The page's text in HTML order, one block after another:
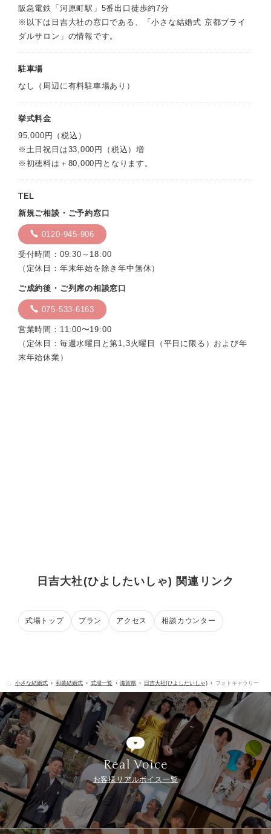
阪急電鉄「河原町駅」5番出口徒歩約7分
※以下は日吉大社の窓口である、「小さな結婚式 京都ブライ
ダルサロン」の情報です。
駐車場
なし（周辺に有料駐車場あり）
挙式料金
95,000円（税込）
※土日祝日は33,000円（税込）増
※初穂料は＋80,000円となります。
TEL
新規ご相談・ご予約窓口
0120-945-906
受付時間：09:30～18:00
（定休日：年末年始を除き年中無休）
ご成約後・ご列席の相談窓口
075-533-6163
営業時間：11:00〜19:00
（定休日：毎週水曜日と第1,3火曜日（平日に限る）および年
末年始休業）
日吉大社(ひよしたいしゃ) 関連リンク
式場トップ プラン アクセス 相談カウンター
小さな結婚式 和装結婚式 式場一覧 滋賀県 日吉大社(ひよしたいしゃ) フォトギャラリー
Real Voice
お客様リアルボイス一覧